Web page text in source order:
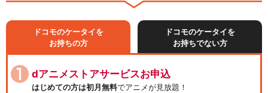
ドコモのケータイを
お持ちの方
ドコモのケータイを
お持ちでない方
dアニメストアサービスお申込
はじめての方は初月無料でアニメが見放題！